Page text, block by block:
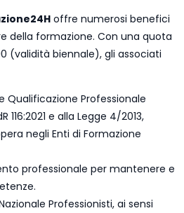
offre numerosi benefici
della formazione. Con una quota
(validità biennale), gli associati
Qualificazione Professionale
116:2021 e alla Legge 4/2013,
negli Enti di Formazione
professionale per mantenere e
Professionisti, ai sensi